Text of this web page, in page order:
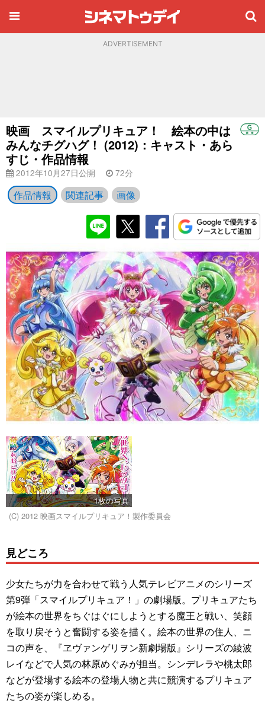
ADVERTISEMENT
映画 スマイルプリキュア！ 絵本の中は
みんなチグハグ！ (2012)：キャスト・あら
すじ・作品情報
2012年10月27日公開 72分
作品情報 関連記事 画像
1枚の写真
(C) 2012 映画スマイルプリキュア！製作委員会
見どころ
少女たちが力を合わせて戦う人気テレビアニメのシリーズ
第9弾「スマイルプリキュア！」の劇場版。プリキュアたち
が絵本の世界をちぐはぐにしようとする魔王と戦い、笑顔
を取り戻そうと奮闘する姿を描く。絵本の世界の住人、ニ
コの声を、『ヱヴァンゲリヲン新劇場版』シリーズの綾波
レイなどで人気の林原めぐみが担当。シンデレラや桃太郎
などが登場する絵本の登場人物と共に競演するプリキュア
たちの姿が楽しめる。